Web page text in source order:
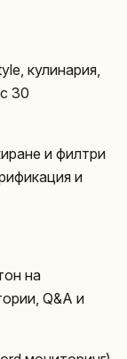
кулинария,
30
и филтри
и
на
Q&A и